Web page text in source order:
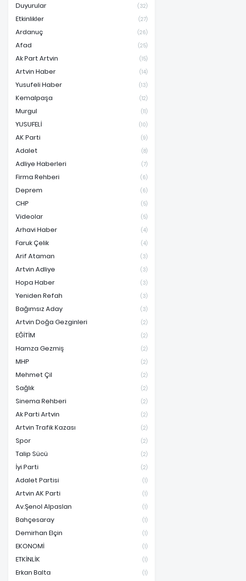
Duyurular (32)
Etkinlikler (27)
Ardanuç (26)
Afad (25)
Ak Part Artvin (15)
Artvin Haber (14)
Yusufeli Haber (13)
Kemalpaşa (12)
Murgul (11)
YUSUFELİ (10)
AK Parti (9)
Adalet (8)
Adliye Haberleri (7)
Firma Rehberi (6)
Deprem (6)
CHP (5)
Videolar (5)
Arhavi Haber (4)
Faruk Çelik (4)
Arif Ataman (3)
Artvin Adliye (3)
Hopa Haber (3)
Yeniden Refah (3)
Bağımsız Aday (3)
Artvin Doğa Gezginleri (2)
EĞİTİM (2)
Hamza Gezmiş (2)
MHP (2)
Mehmet Çil (2)
Sağlık (2)
Sinema Rehberi (2)
Ak Parti Artvin (2)
Artvin Trafik Kazası (2)
Spor (2)
Talip Sücü (2)
İyi Parti (2)
Adalet Partisi (1)
Artvin AK Parti (1)
Av.Şenol Alpaslan (1)
Bahçesaray (1)
Demirhan Elçin (1)
EKONOMİ (1)
ETKİNLİK (1)
Erkan Balta (1)